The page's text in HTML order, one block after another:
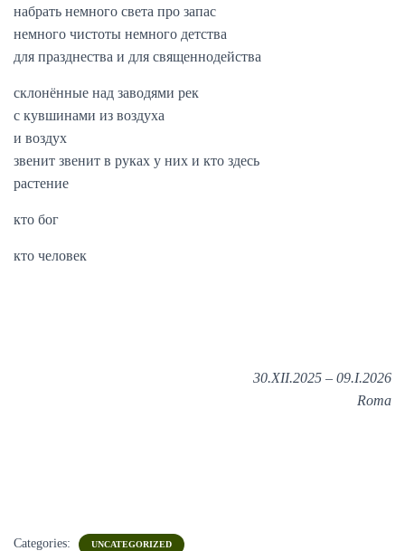
набрать немного света про запас
немного чистоты немного детства
для празднества и для священнодейства
склонённые над заводями рек
с кувшинами из воздуха
и воздух
звенит звенит в руках у них и кто здесь
растение
кто бог
кто человек
30.XII.2025 – 09.I.2026
Roma
Categories: UNCATEGORIZED